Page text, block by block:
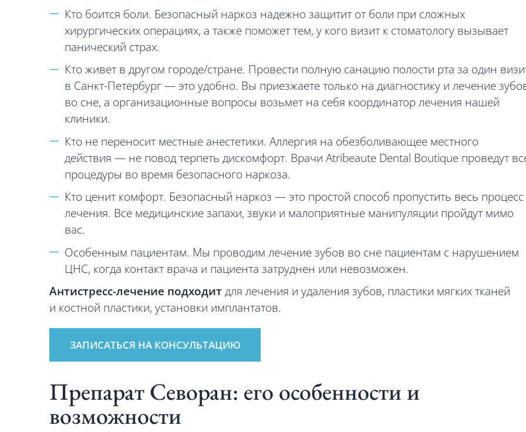
Кто боится боли. Безопасный наркоз надежно защитит от боли при сложных
хирургических операциях, а также поможет тем, у кого визит к стоматологу вызывает
панический страх.
Кто живет в другом городе/стране. Провести полную санацию полости рта за один
в Санкт-Петербург — это удобно. Вы приезжаете только на диагностику и лечение
во сне, а организационные вопросы возьмет на себя координатор лечения нашей
клиники.
Кто не переносит местные анестетики. Аллергия на обезболивающее местного
действия — не повод терпеть дискомфорт. Врачи Atribeaute Dental Boutique проведут
процедуры во время безопасного наркоза.
Кто ценит комфорт. Безопасный наркоз — это простой способ пропустить весь процесс
лечения. Все медицинские запахи, звуки и малоприятные манипуляции пройдут мимо
вас.
Особенным пациентам. Мы проводим лечение зубов во сне пациентам c нарушением
ЦНС, когда контакт врача и пациента затруднен или невозможен.
Антистресс-лечение подходитдля лечения и удаления зубов, пластики мягких тканей
и костной пластики, установки имплантатов.
ЗАПИСАТЬСЯ НА КОНСУЛЬТАЦИЮ
Препарат Севоран: его особенности и
возможности